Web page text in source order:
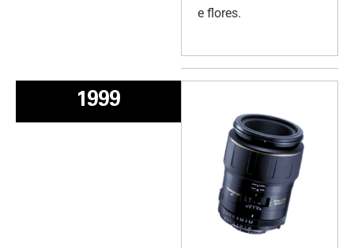
e flores.
1999